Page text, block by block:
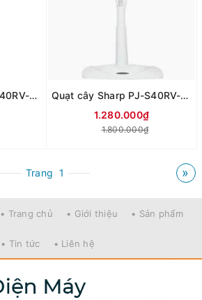
Quạt cây Sharp PJ-L40RV-LG (Có điều khiển)
Quạt cây Sharp PJ-S40RV-WH (Có điều khiển)
1.280.000₫
1.800.000₫
Trang 1 »
• Trang chủ • Giới thiệu • Sản phẩm
• Tin tức • Liên hệ